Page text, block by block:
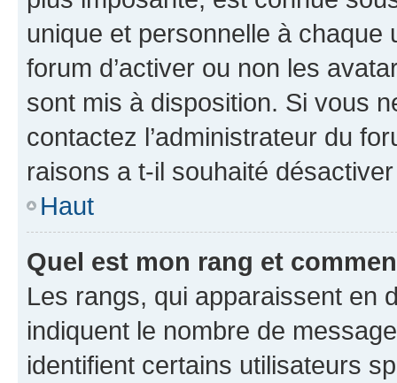
unique et personnelle à chaque
forum d’activer ou non les
sont mis à disposition. Si vous
contactez l’administrateur du
raisons a t-il souhaité
Haut
Quel est mon rang et
Les rangs, qui apparaissent en
indiquent le nombre de
identifient certains utilisateurs